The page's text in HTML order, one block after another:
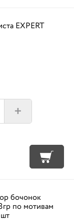
EXPERT
+
бочонок
по мотивам